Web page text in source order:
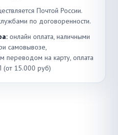
Почтой России.
по договоренности.
онлайн оплата, наличными
самовывозе,
переводом на карту, оплата
(от 15.000 руб)